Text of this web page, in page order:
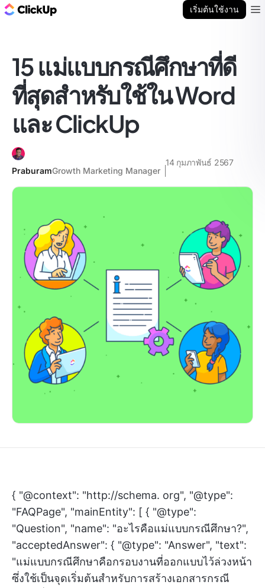
เริ่มต้นใช้งาน
15 แม่แบบกรณีศึกษาที่ดี
ที่สุดสำหรับใช้ใน Word
และ ClickUp
PraburamGrowth Marketing Manager
14 กุมภาพันธ์ 2567
{ "@context": "http://schema. org", "@type":
"FAQPage", "mainEntity": [ { "@type":
"Question", "name": "อะไรคือแม่แบบกรณีศึกษา?",
"acceptedAnswer": { "@type": "Answer", "text":
"แม่แบบกรณีศึกษาคือกรอบงานที่ออกแบบไว้ล่วงหน้า
ซึ่งใช้เป็นจุดเริ่มต้นสำหรับการสร้างเอกสารกรณี